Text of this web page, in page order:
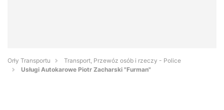
Orły Transportu
Transport, Przewóz osób i rzeczy - Police
Usługi Autokarowe Piotr Zacharski "Furman"